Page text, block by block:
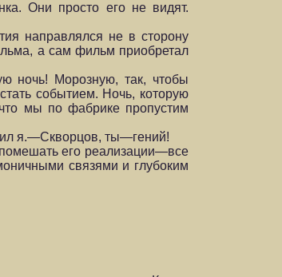
Они просто его не видят.
направлялся не в сторону
а сам фильм приобретал
ночь! Морозную, так, чтобы
событием. Ночь, которую
мы по фабрике пропустим
я.—Скворцов, ты—гений!
его реализации—все
связями и глубоким